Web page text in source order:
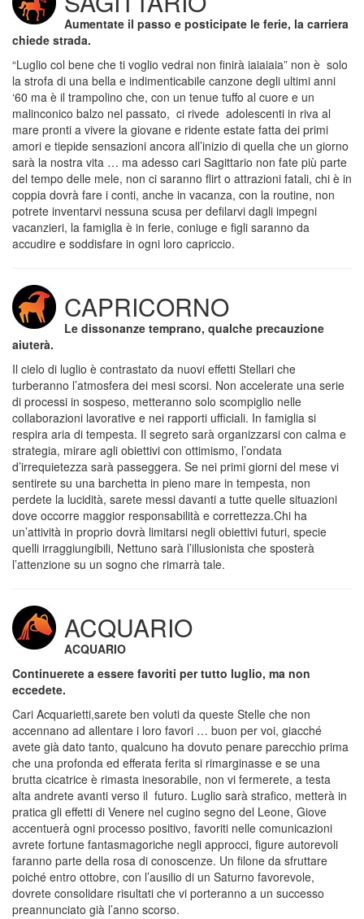
Aumentate il passo e posticipate le ferie, la carriera
chiede strada.
“Luglio col bene che ti voglio vedrai non finirà iaiaiaia” non è solo
la strofa di una bella e indimenticabile canzone degli ultimi anni
‘60 ma è il trampolino che, con un tenue tuffo al cuore e un
malinconico balzo nel passato, ci rivede adolescenti in riva al
mare pronti a vivere la giovane e ridente estate fatta dei primi
amori e tiepide sensazioni ancora all’inizio di quella che un giorno
sarà la nostra vita … ma adesso cari Sagittario non fate più parte
del tempo delle mele, non ci saranno flirt o attrazioni fatali, chi è in
coppia dovrà fare i conti, anche in vacanza, con la routine, non
potrete inventarvi nessuna scusa per defilarvi dagli impegni
vacanzieri, la famiglia è in ferie, coniuge e figli saranno da
accudire e soddisfare in ogni loro capriccio.
CAPRICORNO
Le dissonanze temprano, qualche precauzione
aiuterà.
Il cielo di luglio è contrastato da nuovi effetti Stellari che
turberanno l’atmosfera dei mesi scorsi. Non accelerate una serie
di processi in sospeso, metteranno solo scompiglio nelle
collaborazioni lavorative e nei rapporti ufficiali. In famiglia si
respira aria di tempesta. Il segreto sarà organizzarsi con calma e
strategia, mirare agli obiettivi con ottimismo, l’ondata
d’irrequietezza sarà passeggera. Se nei primi giorni del mese vi
sentirete su una barchetta in pieno mare in tempesta, non
perdete la lucidità, sarete messi davanti a tutte quelle situazioni
dove occorre maggior responsabilità e correttezza.Chi ha
un’attività in proprio dovrà limitarsi negli obiettivi futuri, specie
quelli irraggiungibili, Nettuno sarà l’illusionista che sposterà
l’attenzione su un sogno che rimarrà tale.
ACQUARIO
ACQUARIO
Continuerete a essere favoriti per tutto luglio, ma non
eccedete.
Cari Acquarietti,sarete ben voluti da queste Stelle che non
accennano ad allentare i loro favori … buon per voi, giacché
avete già dato tanto, qualcuno ha dovuto penare parecchio prima
che una profonda ed efferata ferita si rimarginasse e se una
brutta cicatrice è rimasta inesorabile, non vi fermerete, a testa
alta andrete avanti verso il futuro. Luglio sarà strafico, metterà in
pratica gli effetti di Venere nel cugino segno del Leone, Giove
accentuerà ogni processo positivo, favoriti nelle comunicazioni
avrete fortune fantasmagoriche negli approcci, figure autorevoli
faranno parte della rosa di conoscenze. Un filone da sfruttare
poiché entro ottobre, con l’ausilio di un Saturno favorevole,
dovrete consolidare risultati che vi porteranno a un successo
preannunciato già l’anno scorso.